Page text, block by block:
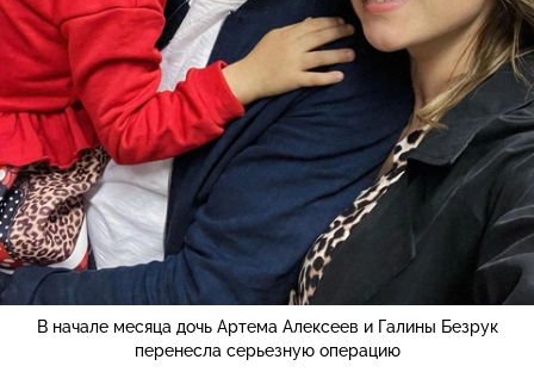
В начале месяца дочь Артема Алексеев и Галины Безрук
перенесла серьезную операцию